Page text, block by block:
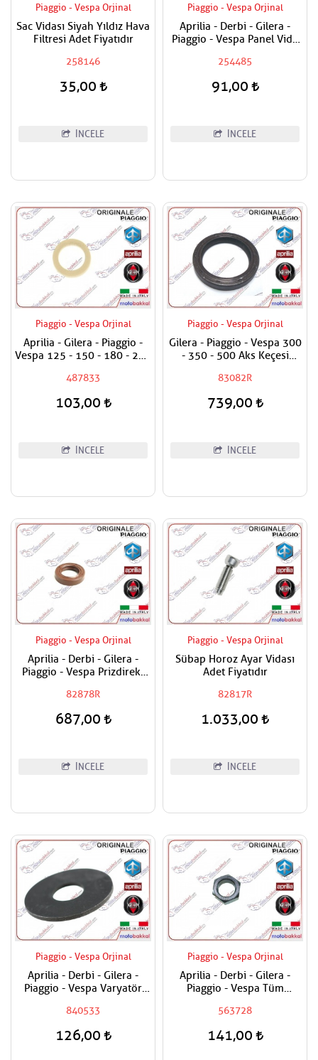
Piaggio - Vespa Orjinal
Sac Vidası Siyah Yıldız Hava
Filtresi Adet Fiyatıdır
258146
35,00
İNCELE
Piaggio - Vespa Orjinal
Aprilia - Derbi - Gilera -
Piaggio - Vespa Panel Vida
254485
91,00
İNCELE
Piaggio - Vespa Orjinal
Aprilia - Gilera - Piaggio -
Vespa 125 - 150 - 180 - 200
Ağırlık Plastiği
487833
103,00
İNCELE
Piaggio - Vespa Orjinal
Gilera - Piaggio - Vespa 300
- 350 - 500 Aks Keçesi
83082R
739,00
İNCELE
Piaggio - Vespa Orjinal
Aprilia - Derbi - Gilera -
Piaggio - Vespa Prizdirekt
82878R
687,00
İNCELE
Piaggio - Vespa Orjinal
Sübap Horoz Ayar Vidası
Adet Fiyatıdır
82817R
1.033,00
İNCELE
Piaggio - Vespa Orjinal
Aprilia - Derbi - Gilera -
Piaggio - Vespa Varyatör
840533
126,00
Piaggio - Vespa Orjinal
Aprilia - Derbi - Gilera -
Piaggio - Vespa Tüm
Tekerlek Somunu
563728
141,00